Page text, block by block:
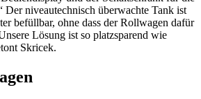
Der niveautechnisch überwachte Tank ist
befüllbar, ohne dass der Rollwagen dafür
Lösung ist so platzsparend wie
Skricek.